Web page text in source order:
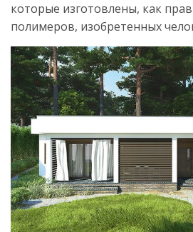
которые изготовлены, как
полимеров, изобретенных